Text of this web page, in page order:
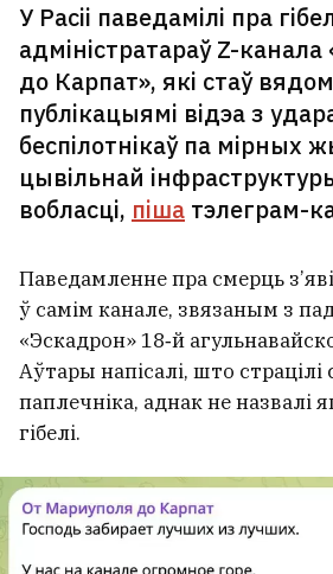
У Расіі паведамілі пра
адміністратараў Z-
до Карпат», які стаў
публікацыямі відэа з
беспілотнікаў па мірных
цывільнай
вобласці, піша тэлеграм-
Паведамленне пра смерць
ў самім канале, звязаным з
«Эскадрон» 18‑й
Аўтары напісалі, што страцілі
паплечніка, аднак не назвалі
гібелі.
«Забойца Вікіпедыі» ад Ілана
Маска ўсё? Grokipedia
абнаўляцца
Вялікая партыя абутку
згарэла пры пажарах на
У Беларусі ўжо +30°С